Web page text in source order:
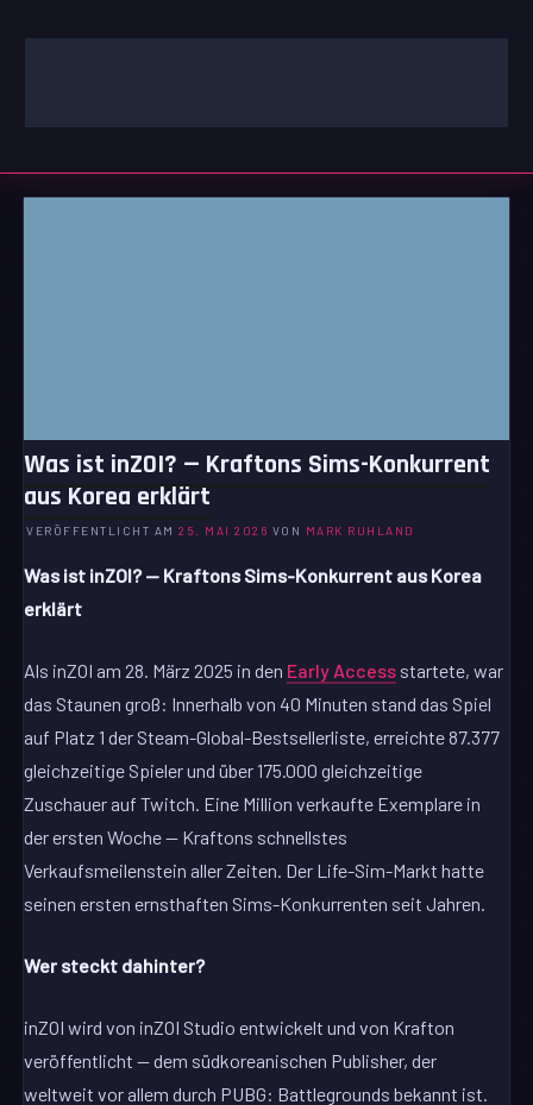
Inhalt
Was ist inZOI? — Kraftons Sims-Konkurrent
aus Korea erklärt
VERÖFFENTLICHT AM25. MAI 2026 VON MARK RUHLAND
Was ist inZOI? — Kraftons Sims-Konkurrent aus Korea
erklärt
Als inZOI am 28. März 2025 in den Early Access startete, war
das Staunen groß: Innerhalb von 40 Minuten stand das Spiel
auf Platz 1 der Steam-Global-Bestsellerliste, erreichte 87.377
gleichzeitige Spieler und über 175.000 gleichzeitige
Zuschauer auf Twitch. Eine Million verkaufte Exemplare in
der ersten Woche — Kraftons schnellstes
Verkaufsmeilenstein aller Zeiten. Der Life-Sim-Markt hatte
seinen ersten ernsthaften Sims-Konkurrenten seit Jahren.
Wer steckt dahinter?
inZOI wird von inZOI Studio entwickelt und von Krafton
veröffentlicht — dem südkoreanischen Publisher, der
weltweit vor allem durch PUBG: Battlegrounds bekannt ist.